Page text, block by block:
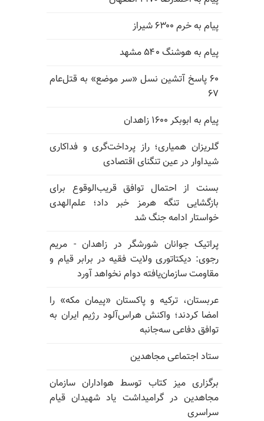
پیام به خرم ۶۳۰۰ شیراز
پیام به هوشنگ ۵۴۰ مشهد
۶۰ پاسخ آتشین نسل «سر موضع» به قتل‌عام
۶۷
پیام به ابوبکر ۱۶۰۰ زاهدان
گلریزان همیاری؛ راز پرداخت‌گری و فداکاری
شیداوار در عین تنگنای اقتصادی
بسنت از احتمال توافق قریب‌الوقوع برای
بازگشایی تنگه هرمز خبر داد؛ علم‌الهدی
خواستار ادامه جنگ شد
پراتیک جوانان شورشگر در زاهدان - مریم
رجوی: دیکتاتوری ولایت فقیه در برابر قیام و
مقاومت سازمان‌یافته دوام نخواهد آورد
عربستان، ترکیه و پاکستان «پیمان مکه» را
امضا کردند؛ واکنش هراس‌آلود رژیم ایران به
توافق دفاعی سه‌جانبه
ستاد اجتماعی مجاهدین
برگزاری میز کتاب توسط هواداران سازمان
مجاهدین در گرامیداشت یاد شهیدان قیام
سراسری